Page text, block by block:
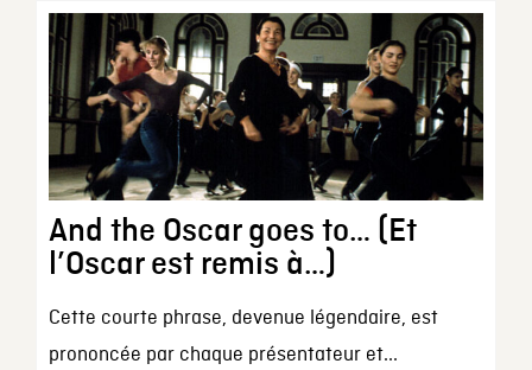
And the Oscar goes to… (Et
l’Oscar est remis à…)
Cette courte phrase, devenue légendaire, est
prononcée par chaque présentateur et...